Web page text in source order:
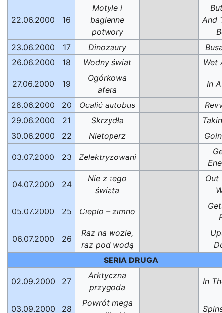
22.06.2000 16
Motyle i
bagienne
potwory
And
23.06.2000
17 Dinozaury
26.06.2000
18 Wodny świat Wet
27.06.2000 19
Ogórkowa
afera
In
28.06.2000 20 Ocalić autobus
29.06.2000
21 Skrzydła
30.06.2000
22 Nietoperz
03.07.2000 23 Zelektryzowani
04.07.2000 24
Nie z tego
świata
Out
05.07.2000 25 Ciepło – zimno
06.07.2000 26
Raz na wozie,
raz pod wodą
SERIA DRUGA
02.09.2000 27
Arktyczna
przygoda
In
03.09.2000 28
Powrót mega